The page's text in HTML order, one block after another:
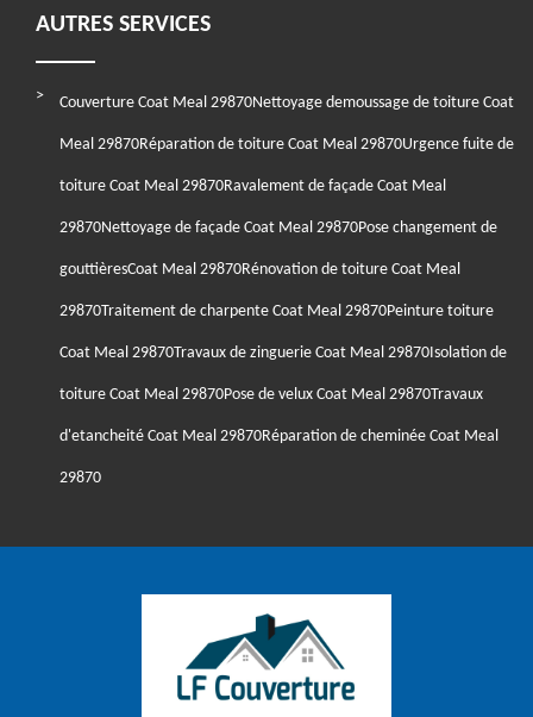
AUTRES SERVICES
Couverture Coat Meal 29870Nettoyage demoussage de toiture Coat
Meal 29870Réparation de toiture Coat Meal 29870Urgence fuite de
toiture Coat Meal 29870Ravalement de façade Coat Meal
29870Nettoyage de façade Coat Meal 29870Pose changement de
gouttièresCoat Meal 29870Rénovation de toiture Coat Meal
29870Traitement de charpente Coat Meal 29870Peinture toiture
Coat Meal 29870Travaux de zinguerie Coat Meal 29870Isolation de
toiture Coat Meal 29870Pose de velux Coat Meal 29870Travaux
d'etancheité Coat Meal 29870Réparation de cheminée Coat Meal
29870